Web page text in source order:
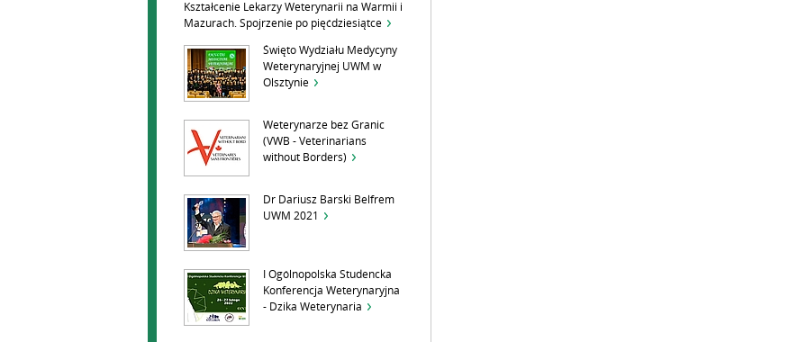
Kształcenie Lekarzy Weterynarii na Warmii i
Mazurach. Spojrzenie po pięćdziesiątce
Święto Wydziału Medycyny
Weterynaryjnej UWM w
Olsztynie
Weterynarze bez Granic
(VWB - Veterinarians
without Borders)
Dr Dariusz Barski Belfrem
UWM 2021
I Ogólnopolska Studencka
Konferencja Weterynaryjna
- Dzika Weterynaria